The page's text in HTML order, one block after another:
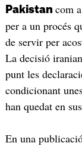
Pakistan com
per a un procés
de servir per
La decisió
punt les
condicionant
han quedat en
En una